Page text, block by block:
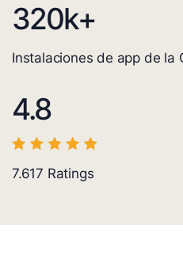
320k+
Instalaciones de app de la
4.8
7.617 Ratings